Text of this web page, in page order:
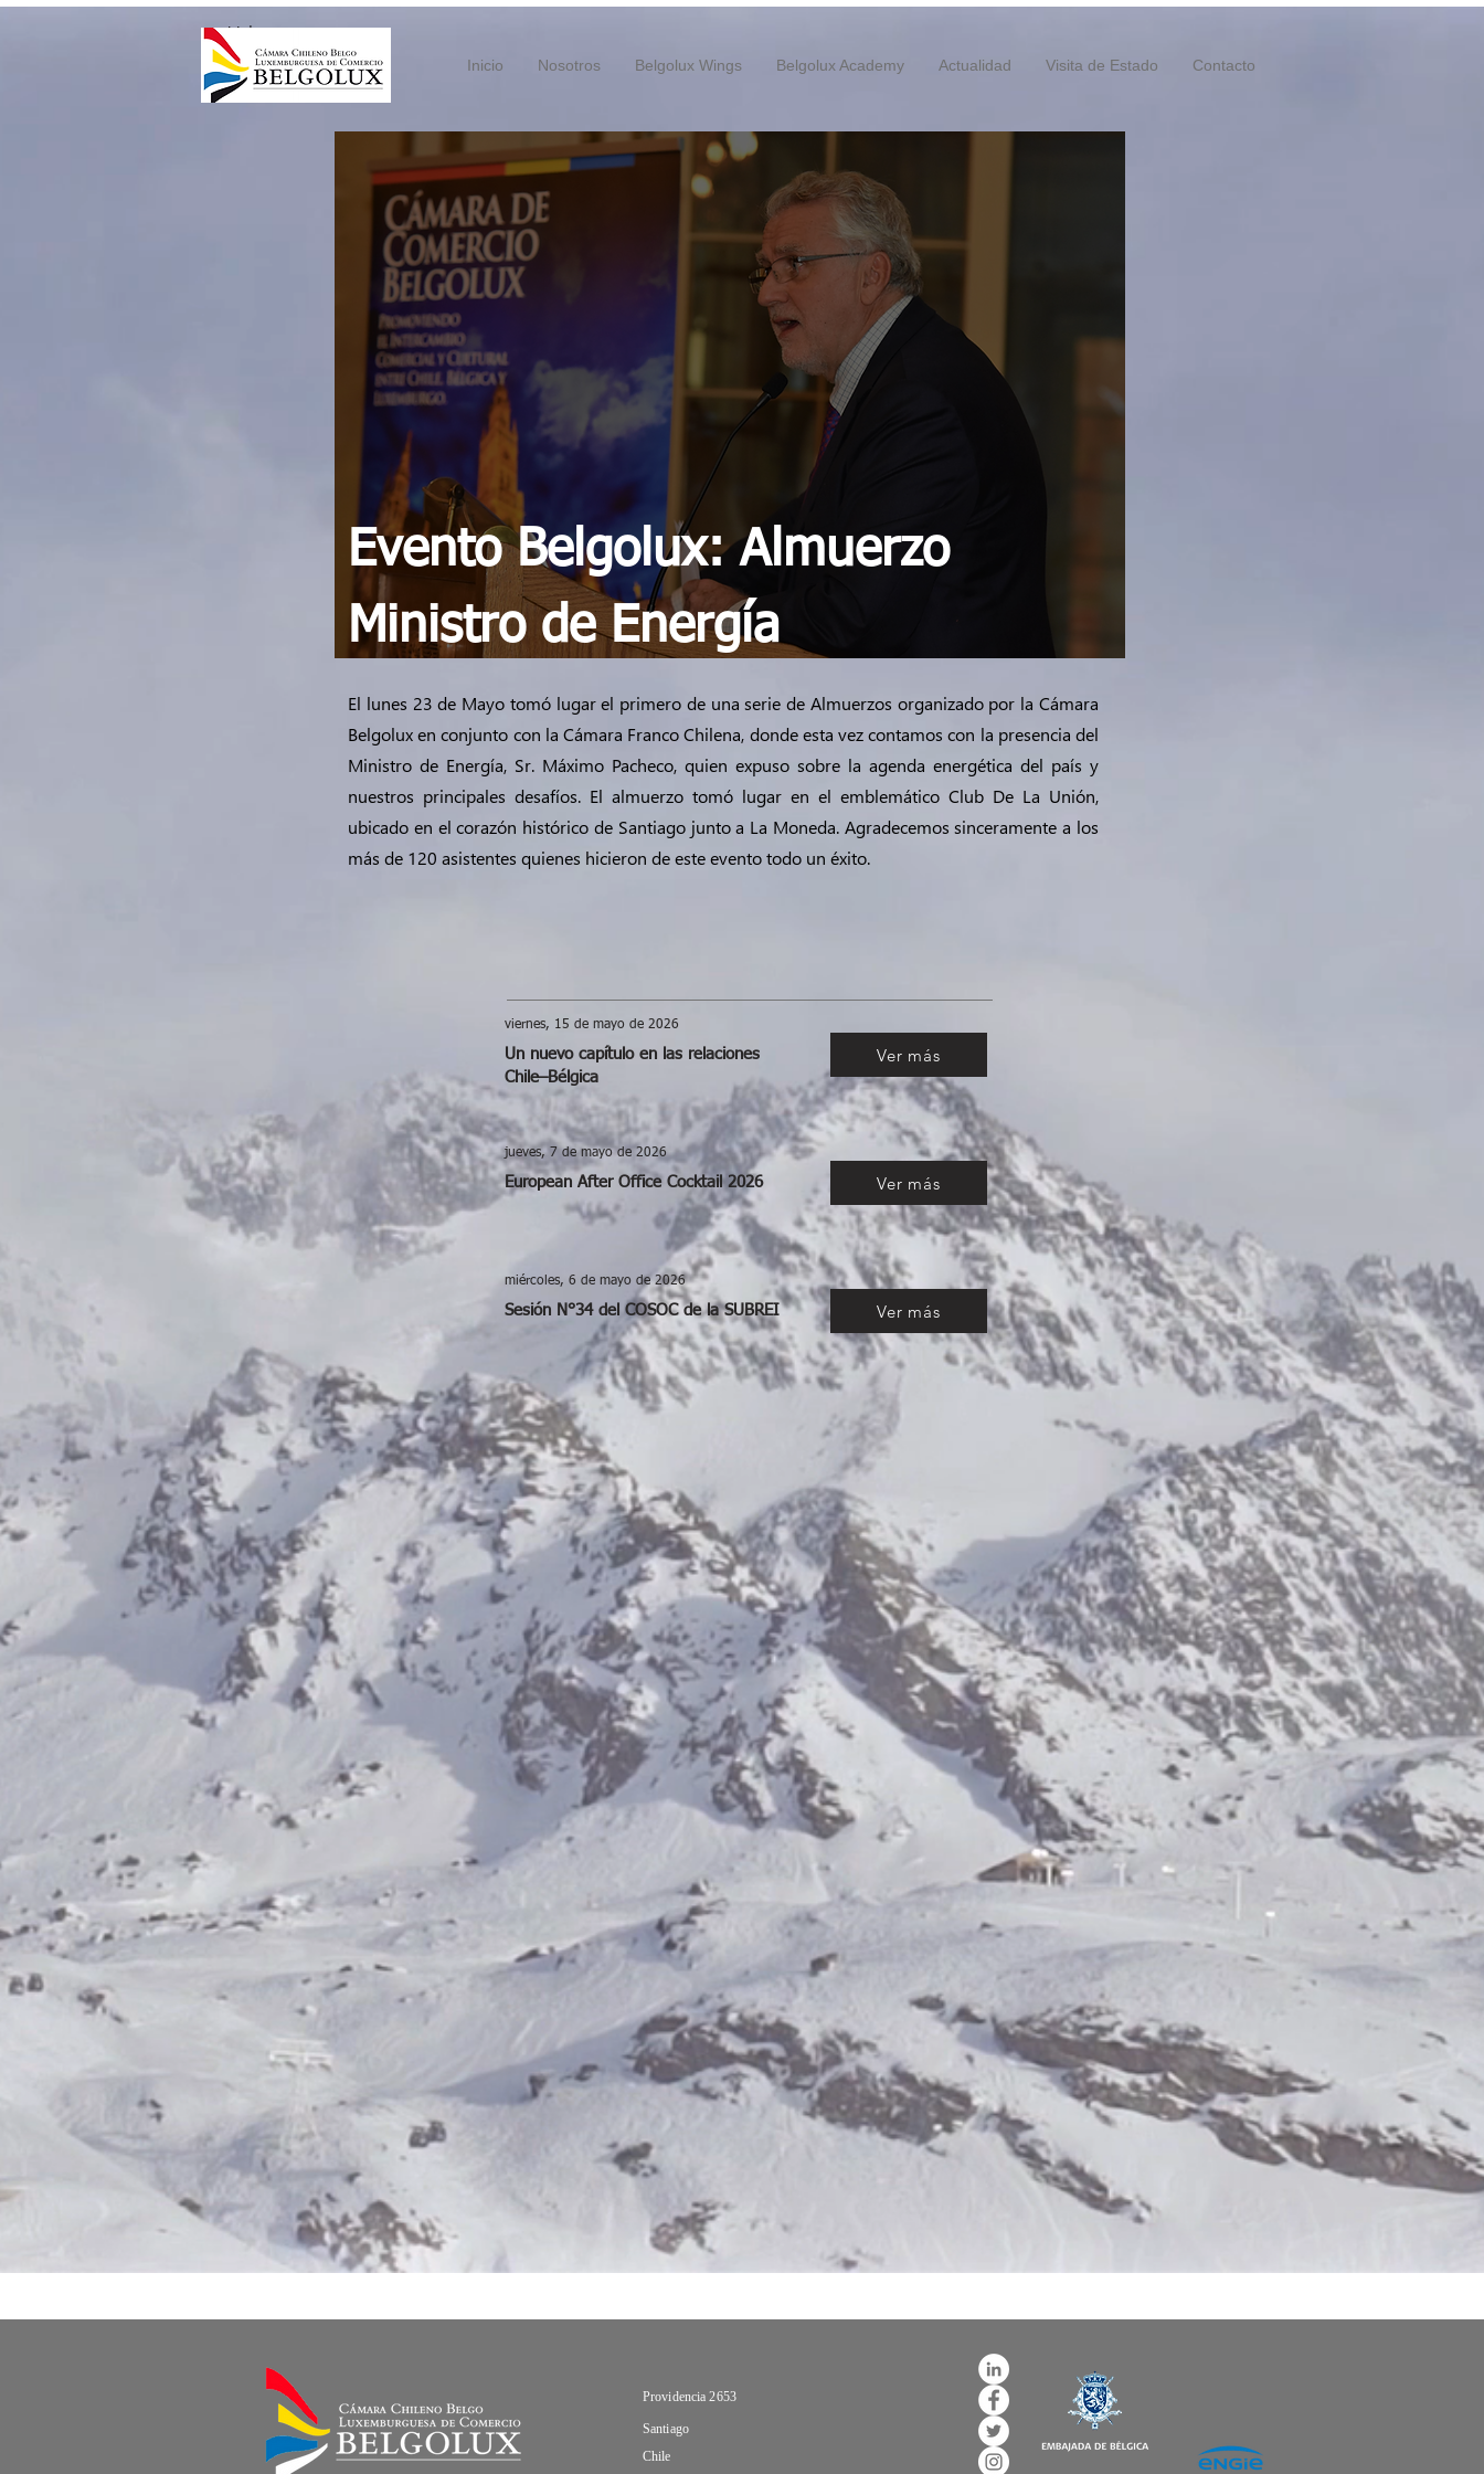
Inicio Nosotros Belgolux Wings Belgolux Academy Actualidad Visita de Estado Contacto
< Volver
El lunes 23 de Mayo tomó lugar el primero de una serie de Almuerzos organizado por la Cámara
Belgolux en conjunto con la Cámara Franco Chilena, donde esta vez contamos con la presencia del
Ministro de Energía, Sr. Máximo Pacheco, quien expuso sobre la agenda energética del país y
nuestros principales desafíos. El almuerzo tomó lugar en el emblemático Club De La Unión,
ubicado en el corazón histórico de Santiago junto a La Moneda. Agradecemos sinceramente a los
más de 120 asistentes quienes hicieron de este evento todo un éxito.
Evento Belgolux: Almuerzo
Ministro de Energía
viernes, 15 de mayo de 2026
Un nuevo capítulo en las relaciones
Chile–Bélgica
Ver más
jueves, 7 de mayo de 2026
European After Office Cocktail 2026 Ver más
miércoles, 6 de mayo de 2026
Sesión N°34 del COSOC de la SUBREI Ver más
Providencia 2653
Santiago
Chile